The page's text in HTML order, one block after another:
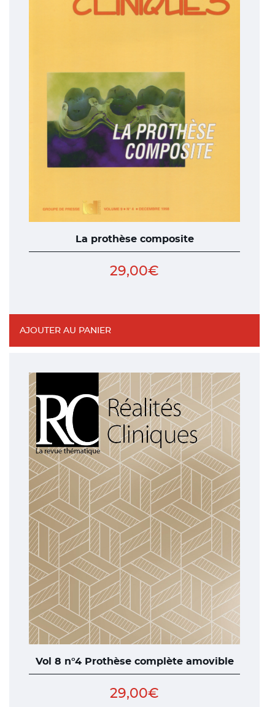
La prothèse composite
29,00€
AJOUTER AU PANIER
Vol 8 n°4 Prothèse complète amovible
29,00€